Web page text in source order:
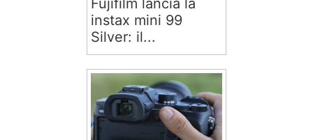
Fujifilm lancia la
instax mini 99
Silver: il...